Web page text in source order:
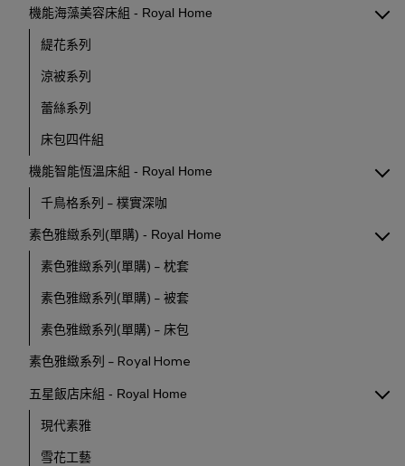
機能海藻美容床組 - Royal Home
緹花系列
涼被系列
蕾絲系列
床包四件組
機能智能恆溫床組 - Royal Home
千鳥格系列 - 樸實深咖
素色雅緻系列(單購) - Royal Home
素色雅緻系列(單購) - 枕套
素色雅緻系列(單購) - 被套
素色雅緻系列(單購) - 床包
素色雅緻系列 - Royal Home
五星飯店床組 - Royal Home
現代素雅
雪花工藝